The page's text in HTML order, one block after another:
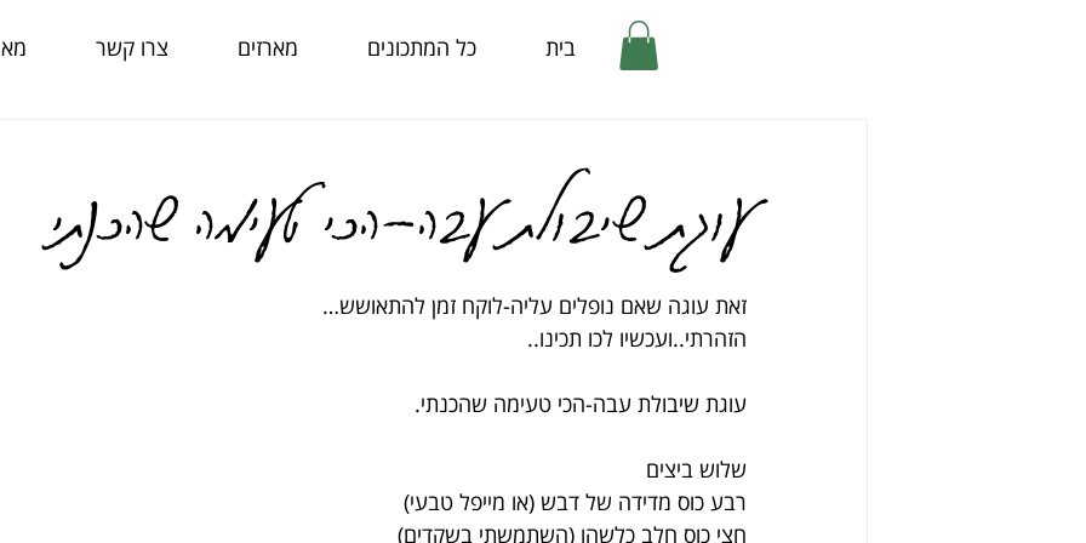
בית כל המתכונים מארזים צרו קשר
עוגת שיבולת עבה-הכי טעימה שהכנתי
זאת עוגה שאם נופלים עליה-לוקח זמן להתאושש…
הזהרתי..ועכשיו לכו תכינו..
עוגת שיבולת עבה-הכי טעימה שהכנתי.
שלוש ביצים
רבע כוס מדידה של דבש (או מייפל טבעי)
חצי כוס חלב כלשהו (השתמשתי בשקדים)